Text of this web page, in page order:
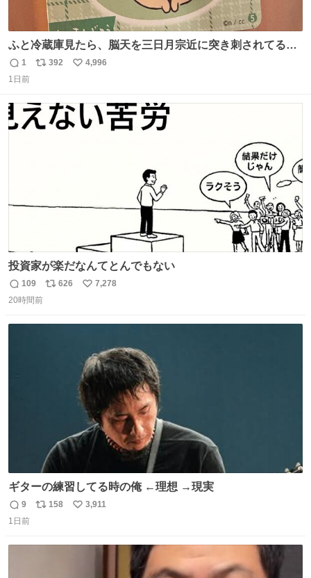
ふと冷蔵庫見たら、脳天を三日月宗近に突き刺されてるく
りまんじゅうパイセンが
返
信
1
リ
ト
数
392
い
数
4,996
1日前
投資家が楽だなんてとんでもない
返
信
109
リ
626
い
7,278
20時間前
ギターの練習してる時の俺 ←理想 →現実
返
信
9
リ
158
い
3,911
1日前